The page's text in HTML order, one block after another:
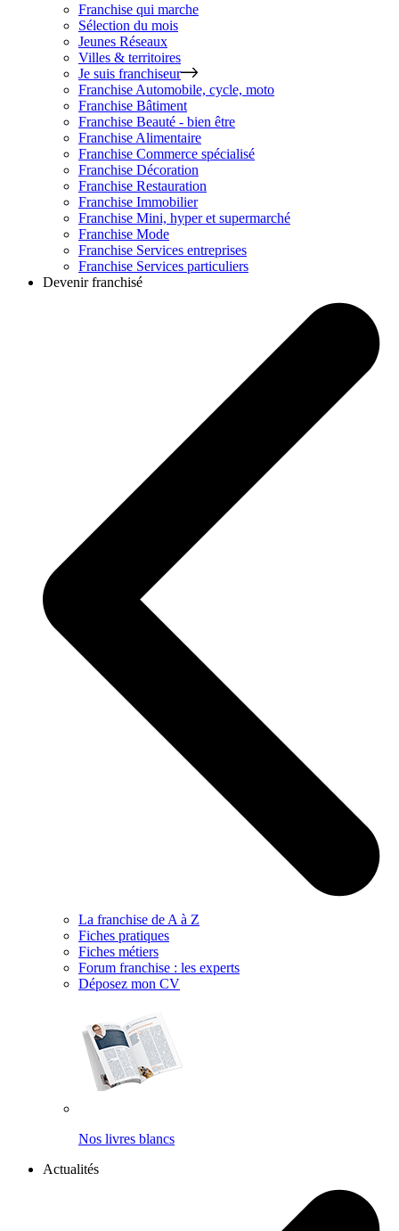
Franchise qui marche
Sélection du mois
Jeunes Réseaux
Villes & territoires
Je suis franchiseur
Franchise Automobile, cycle, moto
Franchise Bâtiment
Franchise Beauté - bien être
Franchise Alimentaire
Franchise Commerce spécialisé
Franchise Décoration
Franchise Restauration
Franchise Immobilier
Franchise Mini, hyper et supermarché
Franchise Mode
Franchise Services entreprises
Franchise Services particuliers
Devenir franchisé
La franchise de A à Z
Fiches pratiques
Fiches métiers
Forum franchise : les experts
Déposez mon CV
Nos livres blancs
Actualités